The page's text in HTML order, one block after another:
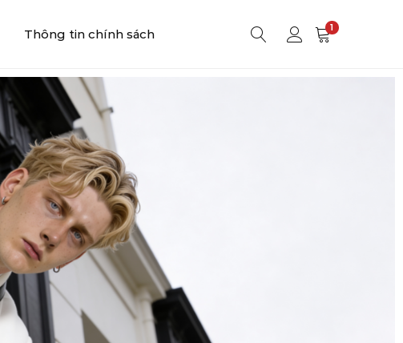
Thông tin chính sách 1